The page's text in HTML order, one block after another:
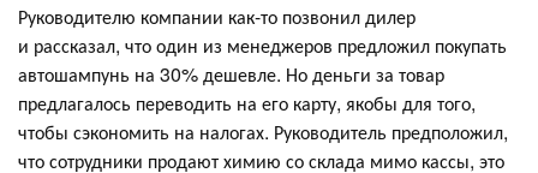
Руководителю компании как-то позвонил дилер
и рассказал, что один из менеджеров предложил покупать
автошампунь на 30% дешевле. Но деньги за товар
предлагалось переводить на его карту, якобы для того,
чтобы сэкономить на налогах. Руководитель предположил,
что сотрудники продают химию со склада мимо кассы, это